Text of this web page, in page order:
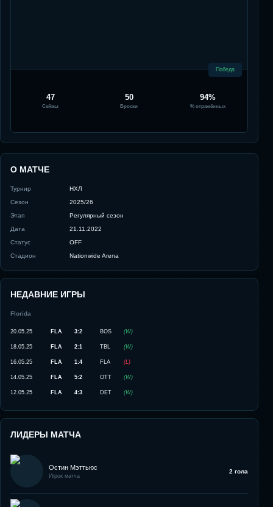
Победа
47
Сейвы
50
Броски
94%
% отражённых
О МАТЧЕ
Турнир
НХЛ
Сезон
2025/26
Этап
Регулярный сезон
Дата
21.11.2022
Статус
OFF
Стадион
Nationwide Arena
НЕДАВНИЕ ИГРЫ
Florida
20.05.25 FLA 3:2 BOS (W)
18.05.25 FLA 2:1 TBL (W)
16.05.25 FLA 1:4 FLA (L)
14.05.25 FLA 5:2 OTT (W)
12.05.25 FLA 4:3 DET (W)
ЛИДЕРЫ МАТЧА
Остин Мэттьюс
Игрок матча
2 гола